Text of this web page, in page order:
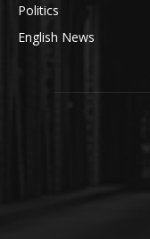
Politics
English News